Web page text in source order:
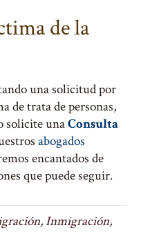
de la
una solicitud por
de trata de personas,
solicite unaConsulta
abogados
encantados de
que puede seguir.
, Inmigración,